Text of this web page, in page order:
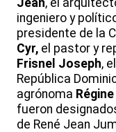
ingeniero y
presidente de la
Cyr, el pastor y
Frisnel Joseph,
República
agrónoma
fueron
de René Jean